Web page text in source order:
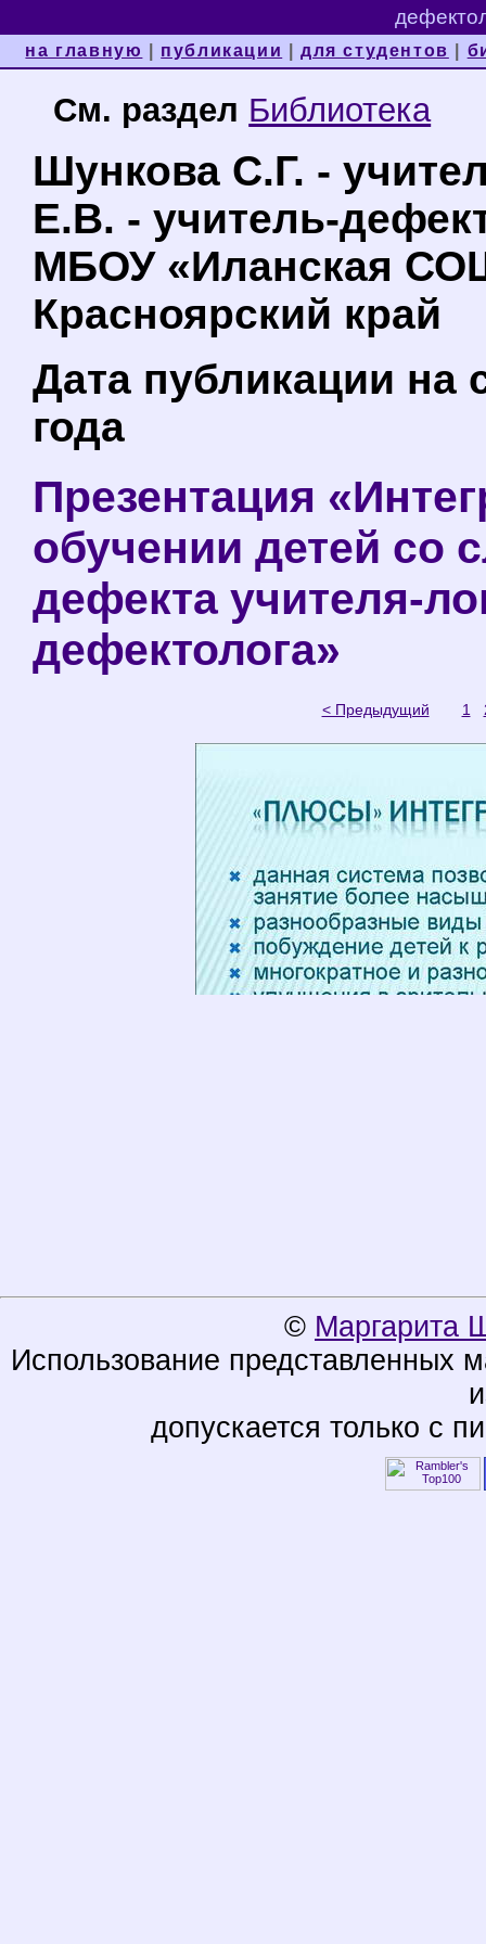
на главную публикации |для студентов
См. раздел Библиотека
Шункова С.Г. -
Е.В. - учитель-
МБОУ «Иланская
Красноярский край
Дата публикации на
года
Презентация
обучении детей со
дефекта учителя-
дефектолога»
< Предыдущий 1
© Маргарита
Использование представленных
допускается только с